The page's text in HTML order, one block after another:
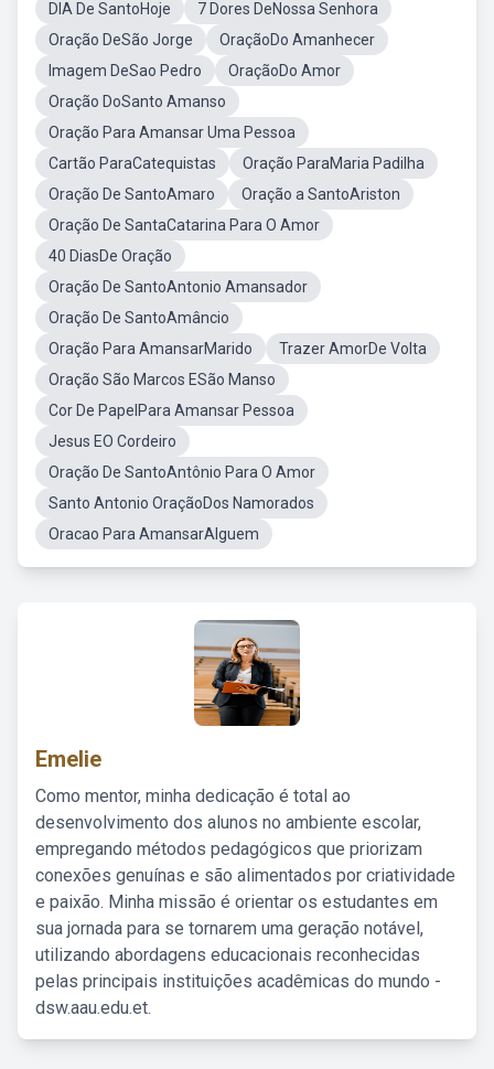
DIA De SantoHoje
7 Dores DeNossa Senhora
Oração DeSão Jorge
OraçãoDo Amanhecer
Imagem DeSao Pedro
OraçãoDo Amor
Oração DoSanto Amanso
Oração Para Amansar Uma Pessoa
Cartão ParaCatequistas
Oração ParaMaria Padilha
Oração De SantoAmaro
Oração a SantoAriston
Oração De SantaCatarina Para O Amor
40 DiasDe Oração
Oração De SantoAntonio Amansador
Oração De SantoAmâncio
Oração Para AmansarMarido
Trazer AmorDe Volta
Oração São Marcos ESão Manso
Cor De PapelPara Amansar Pessoa
Jesus EO Cordeiro
Oração De SantoAntônio Para O Amor
Santo Antonio OraçãoDos Namorados
Oracao Para AmansarAlguem
Emelie
Como mentor, minha dedicação é total ao
desenvolvimento dos alunos no ambiente escolar,
empregando métodos pedagógicos que priorizam
conexões genuínas e são alimentados por criatividade
e paixão. Minha missão é orientar os estudantes em
sua jornada para se tornarem uma geração notável,
utilizando abordagens educacionais reconhecidas
pelas principais instituições acadêmicas do mundo -
dsw.aau.edu.et.